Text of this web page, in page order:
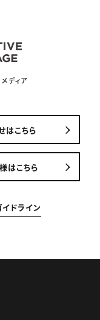
ディア
はこちら
はこちら
ドライン